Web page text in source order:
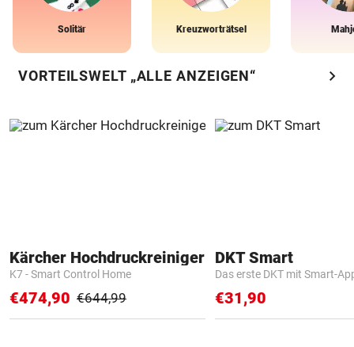
Solitär Kreuzworträtsel
VORTEILSWELT „ALLE ANZEIGEN“ chevron_right
Kärcher Hochdruckreiniger
K7 - Smart Control Home
€474,90 €644,99
DKT Smart
Das erste DKT mit Smart-
€31,90